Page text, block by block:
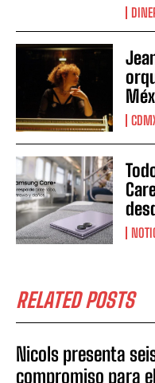
RELATED POSTS
Nicols presenta
compromiso para